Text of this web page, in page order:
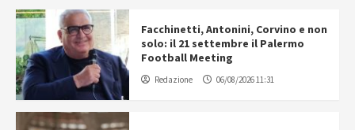
Facchinetti, Antonini, Corvino e non
solo: il 21 settembre il Palermo
Football Meeting
Redazione 06/08/2026 11:31